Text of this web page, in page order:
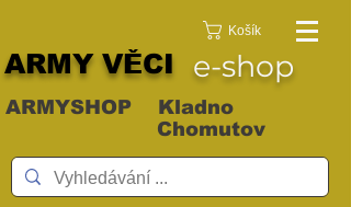
Košík
e-shop
ARMY VĚCI
ARMYSHOP Kladno
Chomutov